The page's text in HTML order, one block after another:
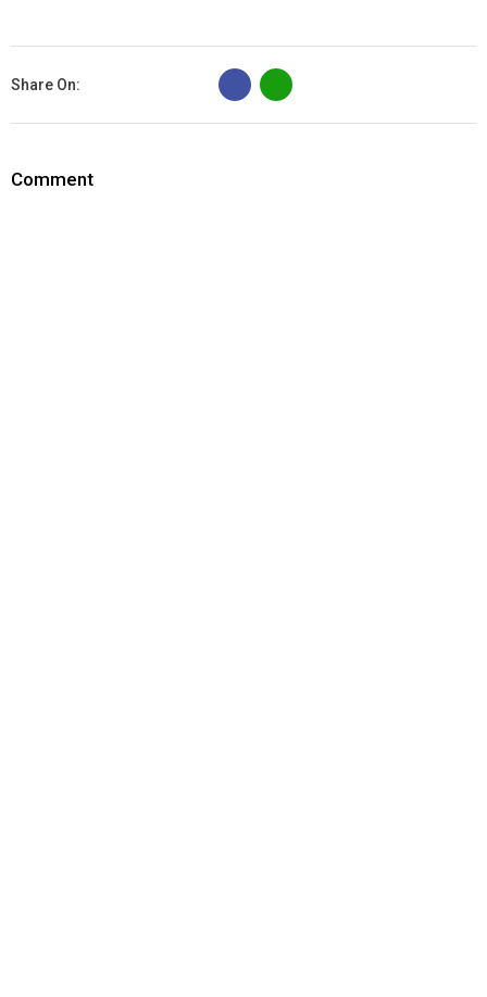
Share On:
B
Comment